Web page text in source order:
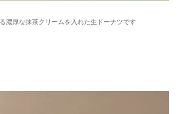
濃厚な抹茶クリームを入れた生ドーナツです